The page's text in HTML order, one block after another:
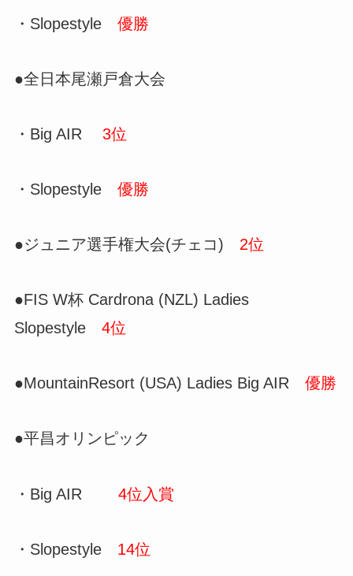
・ Slopestyle 優勝
●全日本尾瀬戸倉大会
・Big AIR 3位
・Slopestyle 優勝
●ジュニア選手権大会(チェコ) 2位
●FIS W杯 Cardrona (NZL) Ladies
Slopestyle 4位
●MountainResort (USA) Ladies Big AIR 優勝
●平昌オリンピック
・Big AIR 4位入賞
・Slopestyle 14位